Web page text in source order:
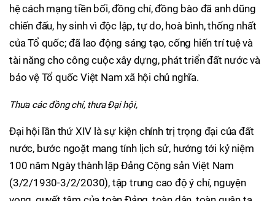
hệ cách mạng tiền bối, đồng chí, đồng bào đã anh dũng
chiến đấu, hy sinh vì độc lập, tự do, hoà bình, thống nhất
của Tổ quốc; đã lao động sáng tạo, cống hiến trí tuệ và
tài năng cho công cuộc xây dựng, phát triển đất nước và
bảo vệ Tổ quốc Việt Nam xã hội chủ nghĩa.
Thưa các đồng chí, thưa Đại hội,
Đại hội lần thứ XIV là sự kiện chính trị trọng đại của đất
nước, bước ngoặt mang tính lịch sử, hướng tới kỷ niệm
100 năm Ngày thành lập Đảng Cộng sản Việt Nam
(3/2/1930-3/2/2030), tập trung cao độ ý chí, nguyện